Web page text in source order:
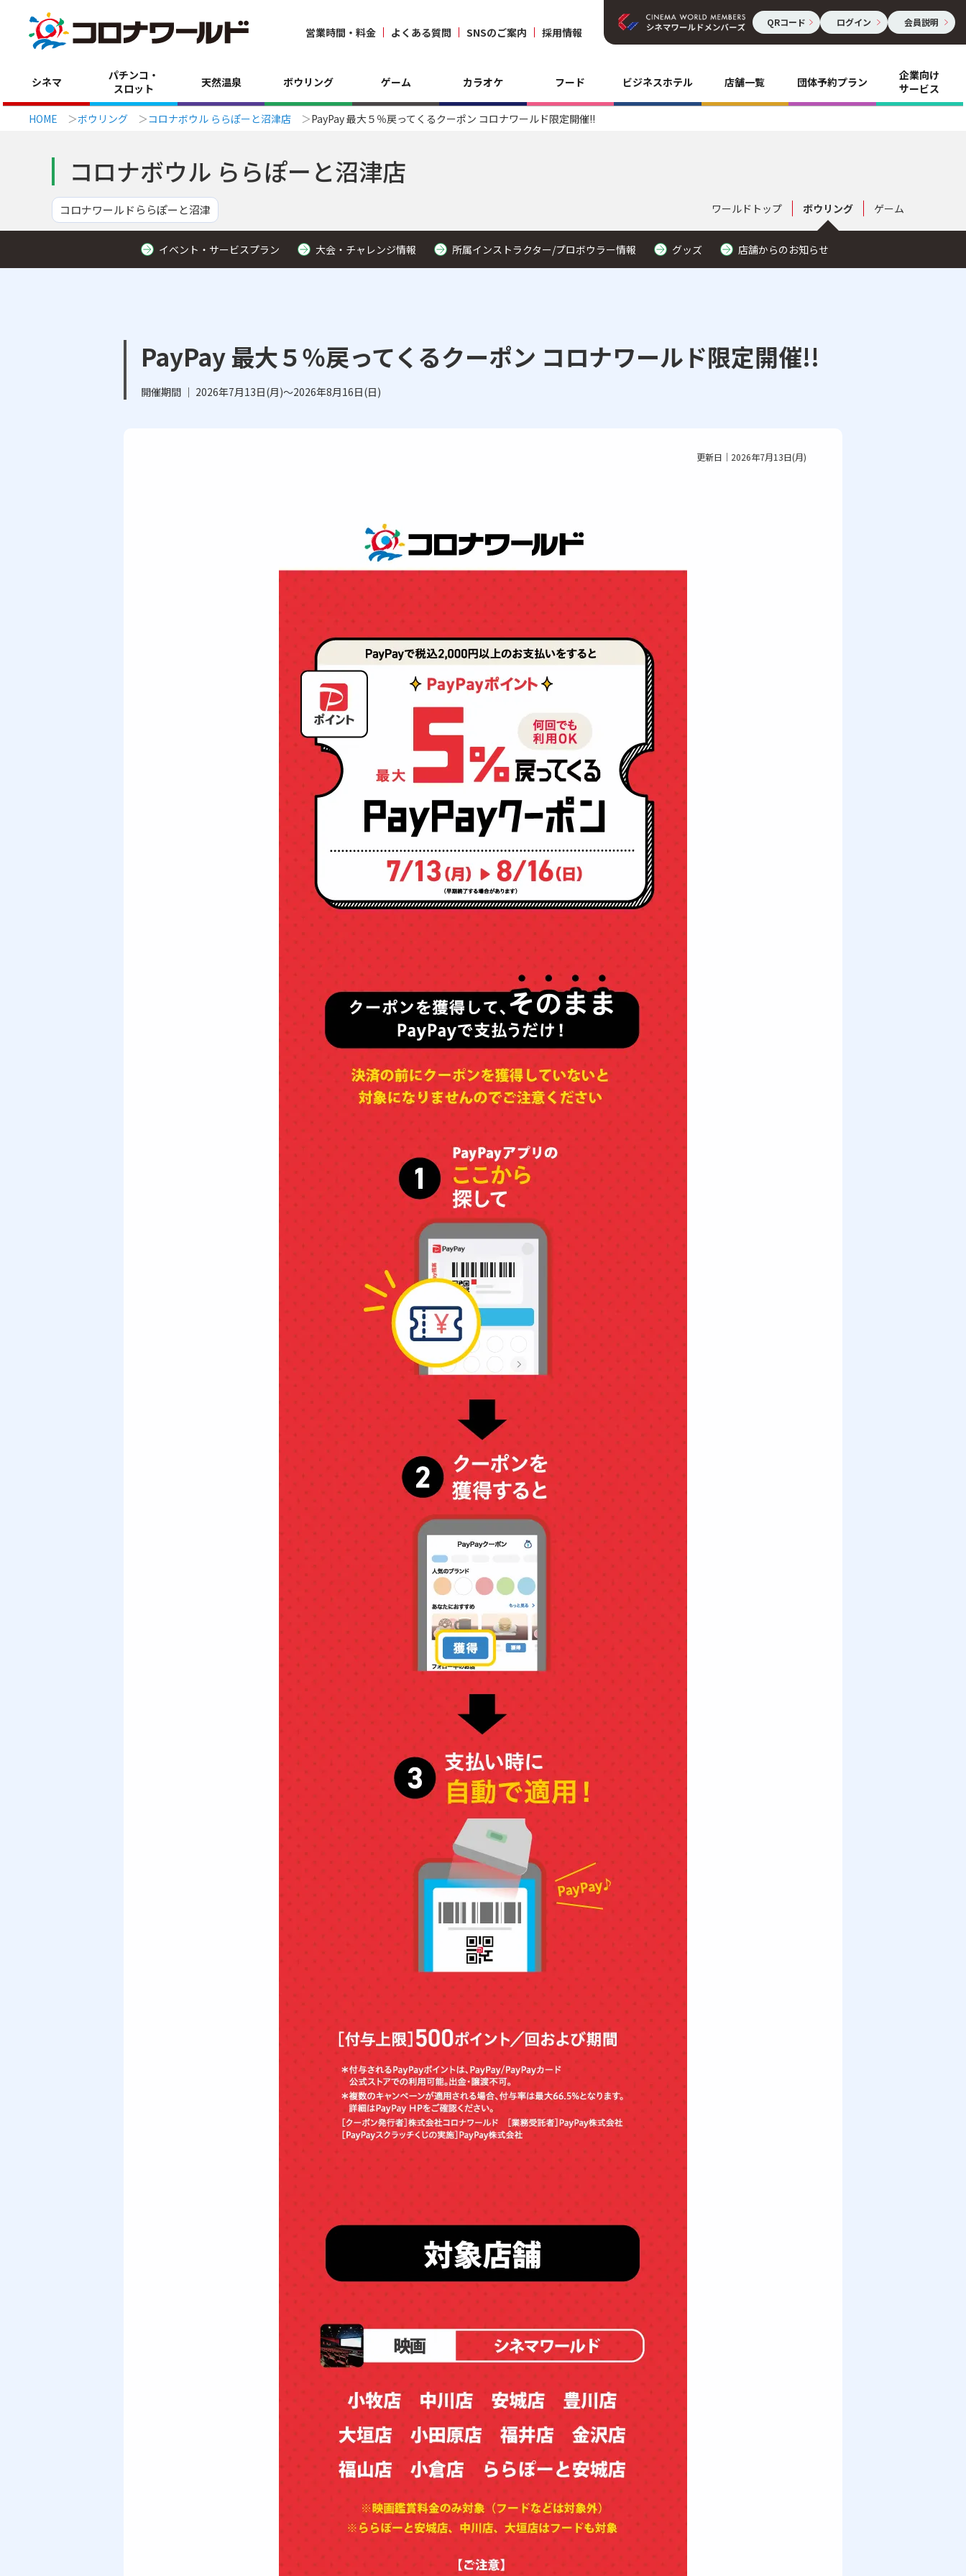
営業時間・料金 よくある質問 SNSのご案内 採用情報
QRコード ログイン 会員説明
シネマ
パチンコ・
スロット
天然温泉 ボウリング ゲーム カラオケ フード ビジネスホテル 店舗一覧 団体予約プラン
企業向け
サービス
HOME ボウリング コロナボウル ららぽーと沼津店 PayPay 最大５％戻ってくるクーポン コロナワールド限定開催!!
コロナボウル ららぽーと沼津店
コロナワールドららぽーと沼津 ワールドトップ ボウリング ゲーム
イベント・サービスプラン 大会・チャレンジ情報 所属インストラクター/プロボウラー情報 グッズ 店舗からのお知らせ
PayPay 最大５％戻ってくるクーポン コロナワールド限定開催!!
開催期間 ｜ 2026年7月13日(月)～2026年8月16日(日)
更新日｜2026年7月13日(月)